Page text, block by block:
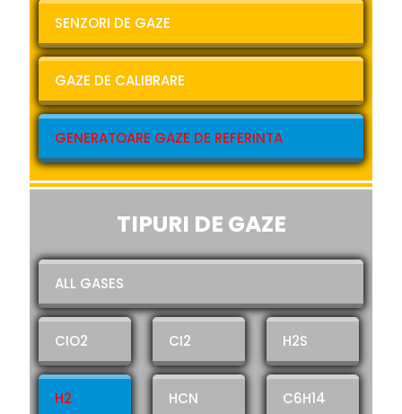
SENZORI DE GAZE
GAZE DE CALIBRARE
GENERATOARE GAZE DE REFERINTA
TIPURI DE GAZE
ALL GASES
CIO2 CI2 H2S
H2 HCN C6H14